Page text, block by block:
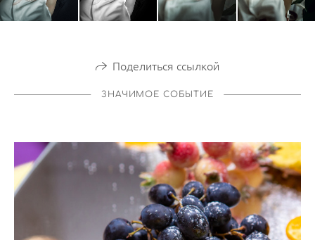
Поделиться ссылкой
ЗНАЧИМОЕ СОБЫТИЕ